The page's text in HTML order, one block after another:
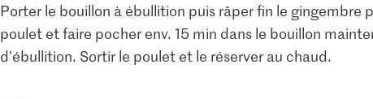
Porter le bouillon à ébullition puis râper fin le gingembre
poulet et faire pocher env. 15 min dans le bouillon
d'ébullition. Sortir le poulet et le réserver au chaud.